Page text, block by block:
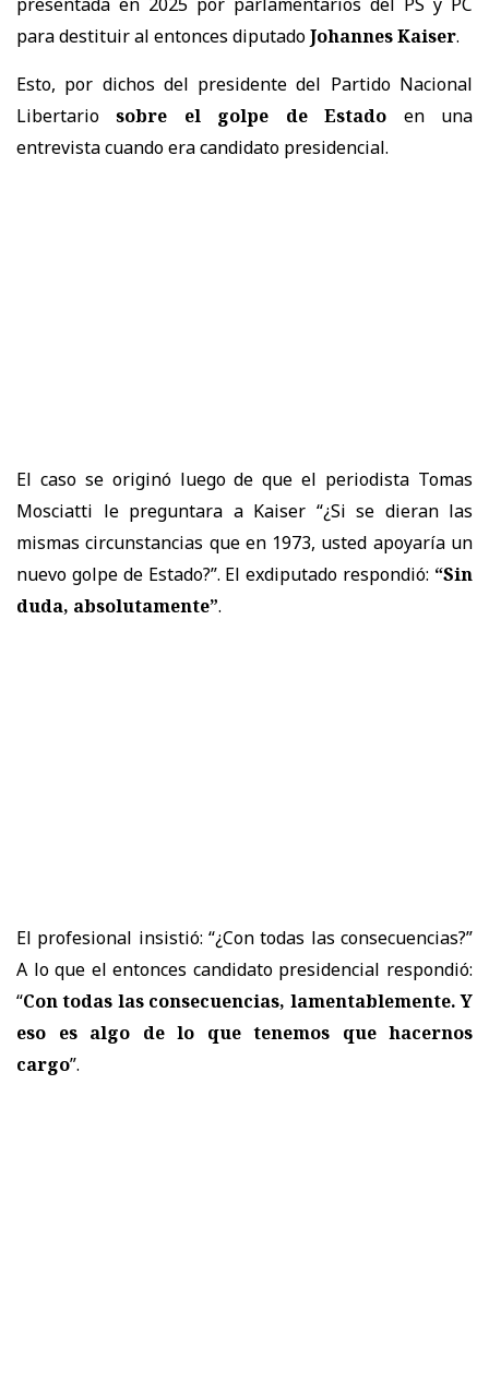
para destituir al entonces diputadoJohannes Kaiser.
Esto, por dichos del presidente del Partido Nacional
Libertario sobre el golpe de Estado en una
entrevista cuando era candidato presidencial.
El caso se originó luego de que el periodista Tomas
Mosciatti le preguntara a Kaiser “¿Si se dieran las
mismas circunstancias que en 1973, usted apoyaría un
nuevo golpe de Estado?”. El exdiputado respondió: “Sin
duda, absolutamente”.
El profesional insistió: “¿Con todas las consecuencias?”
A lo que el entonces candidato presidencial respondió:
“Con todas las consecuencias, lamentablemente. Y
eso es algo de lo que tenemos que hacernos
cargo”.